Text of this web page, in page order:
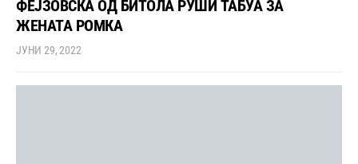
ФЕЈЗОВСКА ОД БИТОЛА РУШИ ТАБУА ЗА
ЖЕНАТА РОМКА
ЈУНИ 29, 2022